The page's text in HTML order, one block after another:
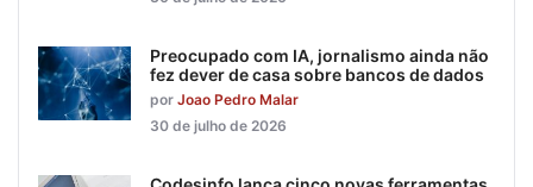
Preocupado com IA, jornalismo ainda não
fez dever de casa sobre bancos de dados
por Joao Pedro Malar
30 de julho de 2026